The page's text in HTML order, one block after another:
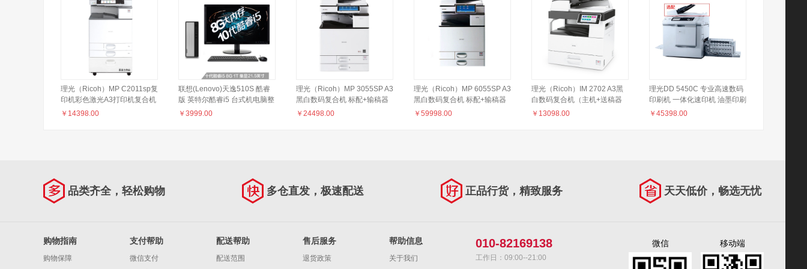
理光（Ricoh）MP C2011sp复
印机彩色激光A3打印机复合机
多功能一体机 双面输稿器网络
￥ 14398.00
联想(Lenovo)天逸510S 酷睿
版 英特尔酷睿i5 台式机电脑整
机(i5-10400 8G 1T wifi
￥ 3999.00
理光（Ricoh）MP 3055SP A3
黑白数码复合机 标配+输稿器
￥ 24498.00
理光（Ricoh）MP 6055SP A3
黑白数码复合机 标配+输稿器
￥ 59998.00
理光（Ricoh）IM 2702 A3黑
白数码复合机（主机+送稿器
+单纸盒）
￥ 13098.00
理光DD 5450C 专业高速数码
印刷机 一体化速印机 油墨印刷
机办公商用学校试卷打印 DD
￥ 45398.00
品类齐全，轻松购物 多仓直发，极速配送 正品行货，精致服务 天天低价，畅选无忧
购物指南
购物保障
支付帮助
微信支付
配送帮助
配送范围
售后服务
退货政策
帮助信息
关于我们
010-82169138
工作日：09:00--21:00
微信 移动端